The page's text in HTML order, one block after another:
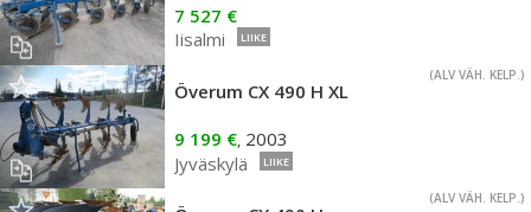
7 527 €
Iisalmi
LIIKE
(ALV VÄH. KELP.)
Överum CX 490 H XL
9 199 €, 2003
Jyväskylä
LIIKE
(ALV VÄH. KELP.)